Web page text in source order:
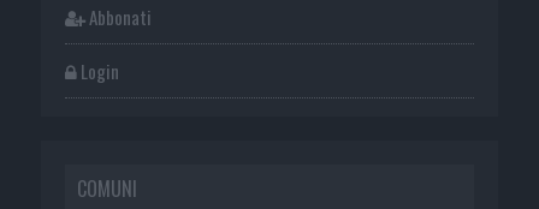
Abbonati
Login
COMUNI